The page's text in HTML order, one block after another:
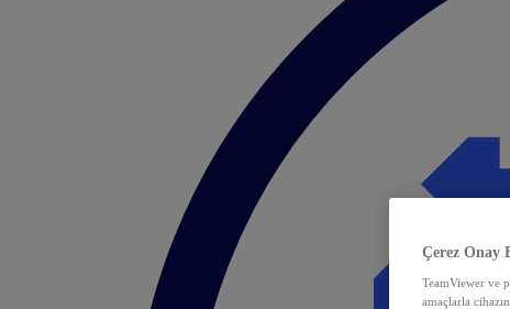
Çerez Onay
TeamViewer ve
amaçlarla